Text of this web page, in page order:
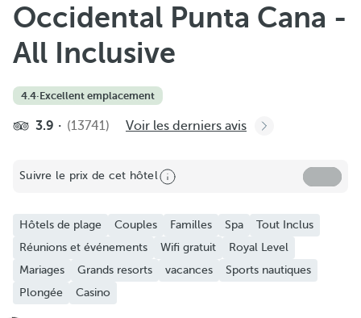
Voir plus de photos et vidéos
Occidental Punta Cana -
All Inclusive
4.4·Excellent emplacement
3.9 (13741) Voir les derniers avis
Suivre le prix de cet hôtel
Hôtels de plage Couples Familles Spa
Tout Inclus
Réunions et événements
Wifi gratuit
Royal Level
Mariages
Grands resorts vacances
Sports nautiques
Plongée
Casino